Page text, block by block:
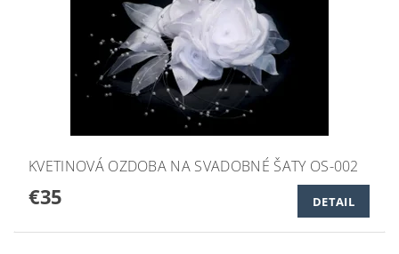
KVETINOVÁ OZDOBA NA SVADOBNÉ ŠATY OS-002
€35 DETAIL